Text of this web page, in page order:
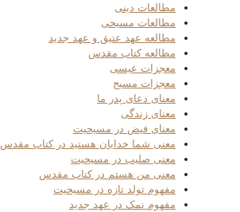
مطالعات دینی
مطالعات مسیحی
مطالعه عهد عتیق و عهد جدید
مطالعه کتاب مقدس
معجزات عیسی
معجزات مسیح
معنای دعای پدر ما
معنای زندگی
معنای فیض در مسیحیت
معنی شما خدایان هستید در کتاب مقدس
معنی صلیب در مسیحیت
معنی من هستم در کتاب مقدس
مفهوم تولد تازه در مسیحیت
مفهوم نمک در عهد جدید